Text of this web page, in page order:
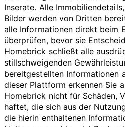
Inserate. Alle
Bilder werden von Dritten
alle Informationen direkt beim
überprüfen, bevor sie
Homebrick schließt alle
stillschweigenden
bereitgestellten Informationen
dieser Plattform erkennen Sie
Homebrick nicht für Schäden,
haftet, die sich aus der
die hierin enthaltenen